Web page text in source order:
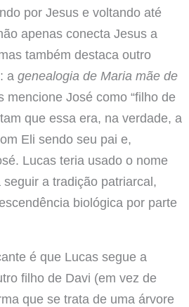
por Jesus e voltando até
apenas conecta Jesus a
também destaca outro
a genealogia de Maria mãe de
mencione José como “filho de
que essa era, na verdade, a
Eli sendo seu pai e,
Lucas teria usado o nome
a tradição patriarcal,
biológica por parte
é que Lucas segue a
filho de Davi (em vez de
que se trata de uma árvore